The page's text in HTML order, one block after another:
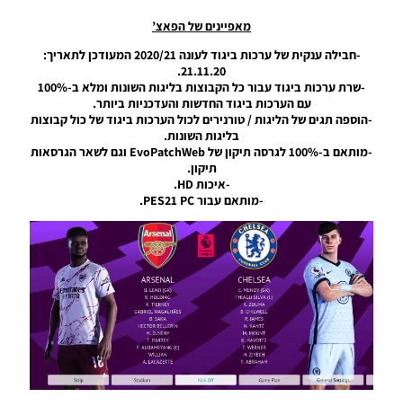
מאפיינים של הפאצ’
-חבילה ענקית של ערכות ביגוד לעונה 2020/21 המעודכן לתאריך:
21.11.20.
-שרת ערכות ביגוד עבור כל הקבוצות בליגות השונות ומלא ב-100%
עם הערכות ביגוד החדשות והעדכניות ביותר.
-הוספה תגים של הליגות / טורנירים לכול הערכות ביגוד של כול קבוצות
בליגות השונות.
-מותאם ב-100% לגרסה תיקון של EvoPatchWeb וגם לשאר הגרסאות
תיקון.
-איכות HD.
-מותאם עבור PES21 PC.
28/11/2024
/ חבילה
ביגוד עבור
2024/25
Package
Kits For
Inter
Milan
Season
2024/25
Noam_r
30/10/2024
00:17